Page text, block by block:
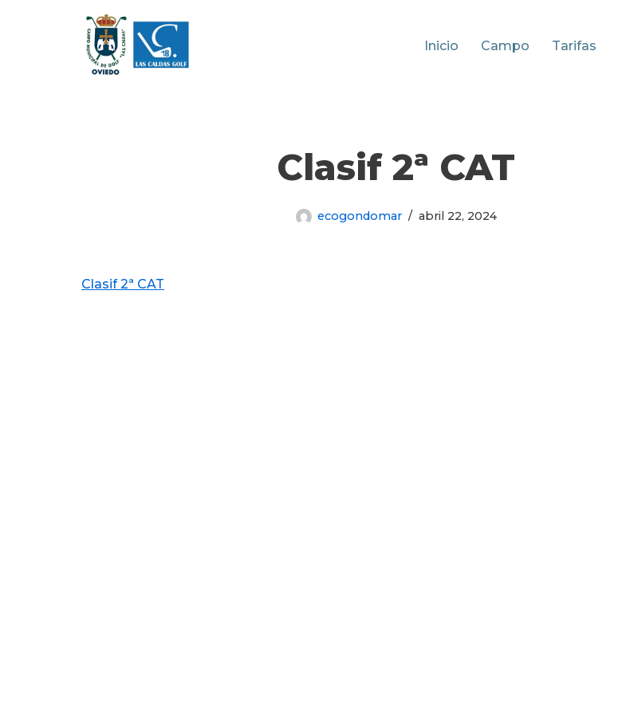
Inicio Campo Tarifas
Clasif 2ª CAT
ecogondomar abril 22, 2024
Clasif 2ª CAT